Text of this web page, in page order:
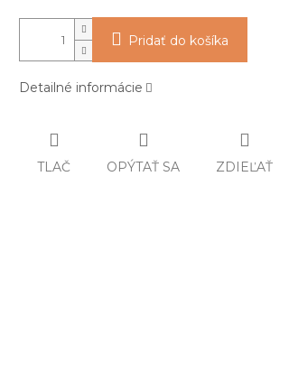
Pridať do košíka
Detailné informácie
TLAČ OPÝTAŤ SA ZDIEĽAŤ